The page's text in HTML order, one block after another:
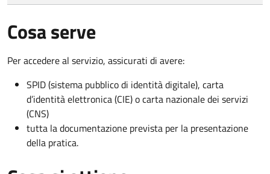
Cosa serve
Per accedere al servizio, assicurati di avere:
SPID (sistema pubblico di identità digitale), carta
d’identità elettronica (CIE) o carta nazionale dei servizi
(CNS)
tutta la documentazione prevista per la presentazione
della pratica.